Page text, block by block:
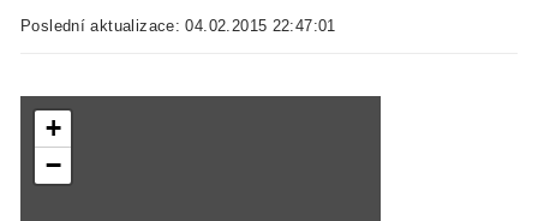
Poslední aktualizace: 04.02.2015 22:47:01
+
−